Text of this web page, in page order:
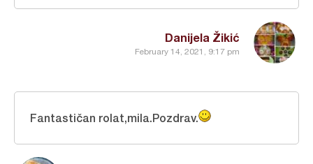
Danijela Žikić
February 14, 2021, 9:17 pm
Fantastičan rolat,mila.Pozdrav.